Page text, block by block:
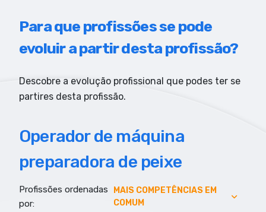
Para que profissões se pode
evoluir a partir desta profissão?
Descobre a evolução profissional que podes ter se
partires desta profissão.
Operador de máquina
preparadora de peixe
Profissões ordenadas
por:
MAIS COMPETÊNCIAS EM
COMUM
AUMENTO DE EMPREGO